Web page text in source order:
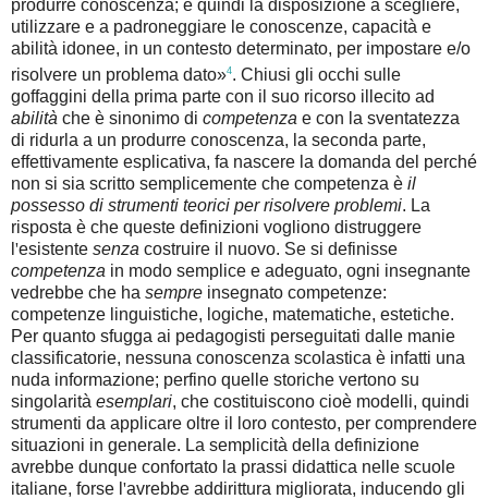
produrre conoscenza; è quindi la disposizione a scegliere,
utilizzare e a padroneggiare le conoscenze, capacità e
abilità idonee, in un contesto determinato, per impostare e/o
risolvere un problema dato»4. Chiusi gli occhi sulle
goffaggini della prima parte con il suo ricorso illecito ad
abilità che è sinonimo di competenza e con la sventatezza
di ridurla a un produrre conoscenza, la seconda parte,
effettivamente esplicativa, fa nascere la domanda del perché
non si sia scritto semplicemente che competenza è il
possesso di strumenti teorici per risolvere problemi. La
risposta è che queste definizioni vogliono distruggere
'esistente senza costruire il nuovo. Se si definisse
competenza in modo semplice e adeguato, ogni insegnante
vedrebbe che ha sempre insegnato competenze:
competenze linguistiche, logiche, matematiche, estetiche.
Per quanto sfugga ai pedagogisti perseguitati dalle manie
classificatorie, nessuna conoscenza scolastica è infatti una
nuda informazione; perfino quelle storiche vertono su
singolarità esemplari, che costituiscono cioè modelli, quindi
strumenti da applicare oltre il loro contesto, per comprendere
situazioni in generale. La semplicità della definizione
avrebbe dunque confortato la prassi didattica nelle scuole
italiane, forse l 'avrebbe addirittura migliorata, inducendo gli